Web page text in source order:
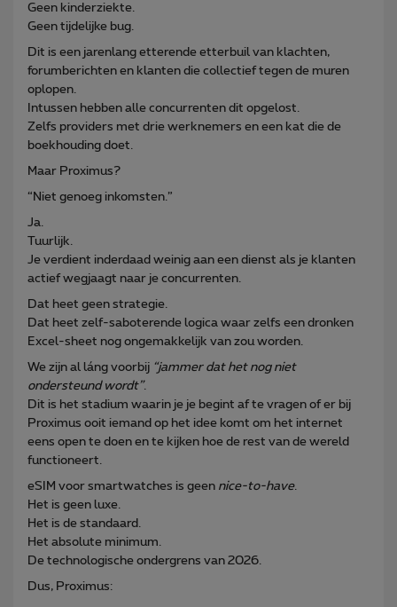
Geen kinderziekte.
Geen tijdelijke bug.
Dit is een jarenlang etterende etterbuil van klachten,
forumberichten en klanten die collectief tegen de muren
oplopen.
Intussen hebben alle concurrenten dit opgelost.
Zelfs providers met drie werknemers en een kat die de
boekhouding doet.
Maar Proximus?
“Niet genoeg inkomsten.”
Ja.
Tuurlijk.
Je verdient inderdaad weinig aan een dienst als je klanten
actief wegjaagt naar je concurrenten.
Dat heet geen strategie.
Dat heet zelf-saboterende logica waar zelfs een dronken
Excel-sheet nog ongemakkelijk van zou worden.
We zijn al láng voorbij “jammer dat het nog niet
ondersteund wordt”.
Dit is het stadium waarin je je begint af te vragen of er bij
Proximus ooit iemand op het idee komt om het internet
eens open te doen en te kijken hoe de rest van de wereld
functioneert.
eSIM voor smartwatches is geen nice-to-have.
Het is geen luxe.
Het is de standaard.
Het absolute minimum.
De technologische ondergrens van 2026.
Dus, Proximus: